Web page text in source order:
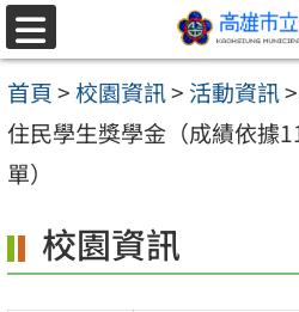
跳至主要內容區
選
單
首頁>校園資訊> 活動資訊>
住民學生獎學金（成績依據
單）
校園資訊